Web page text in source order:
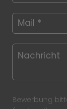
Bewerbung